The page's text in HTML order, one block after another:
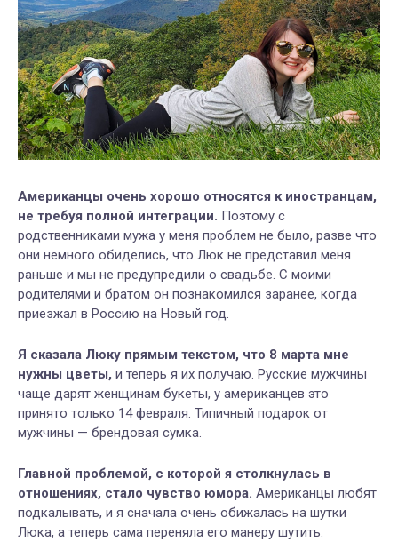
Американцы очень хорошо относятся к иностранцам,
не требуя полной интеграции. Поэтому с
родственниками мужа у меня проблем не было, разве что
они немного обиделись, что Люк не представил меня
раньше и мы не предупредили о свадьбе. С моими
родителями и братом он познакомился заранее, когда
приезжал в Россию на Новый год.
Я сказала Люку прямым текстом, что 8 марта мне
нужны цветы, и теперь я их получаю. Русские мужчины
чаще дарят женщинам букеты, у американцев это
принято только 14 февраля. Типичный подарок от
мужчины — брендовая сумка.
Главной проблемой, с которой я столкнулась в
отношениях, стало чувство юмора. Американцы любят
подкалывать, и я сначала очень обижалась на шутки
Люка, а теперь сама переняла его манеру шутить.